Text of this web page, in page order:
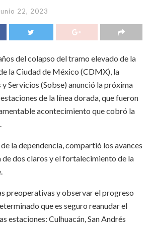
22, 2023
del colapso del tramo elevado de la
la Ciudad de México (CDMX), la
Servicios (Sobse) anunció la próxima
de la línea dorada, que fueron
acontecimiento que cobró la
la dependencia, compartió los avances
dos claros y el fortalecimiento de la
preoperativas y observar el progreso
que es seguro reanudar el
estaciones: Culhuacán, San Andrés